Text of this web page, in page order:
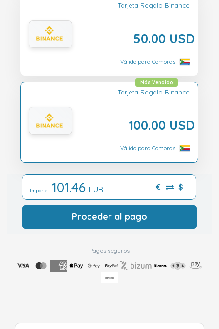
Tarjeta Regalo Binance
50.00 USD
Válido para Comoras
Tarjeta Regalo Binance
100.00 USD
Más Vendido
Válido para Comoras
Importe: 101.46 EUR € $
Proceder al pago
Pagos seguros